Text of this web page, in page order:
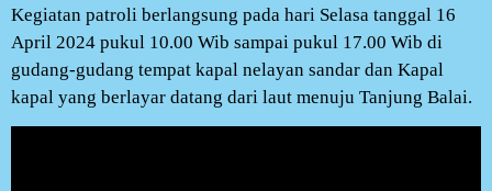
Kegiatan patroli berlangsung pada hari Selasa tanggal 16
April 2024 pukul 10.00 Wib sampai pukul 17.00 Wib di
gudang-gudang tempat kapal nelayan sandar dan Kapal
kapal yang berlayar datang dari laut menuju Tanjung Balai.